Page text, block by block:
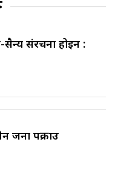
सैन्य संरचना होइन :
जना पक्राउ